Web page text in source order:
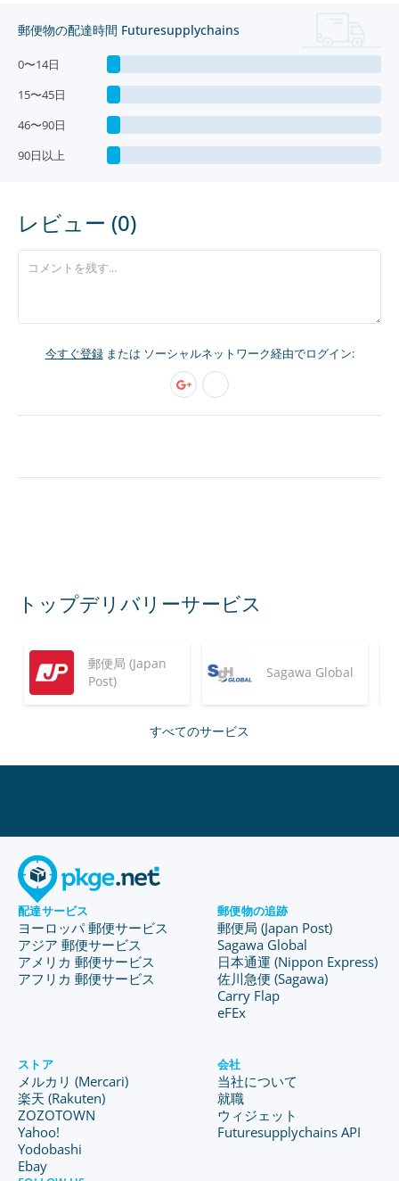
郵便物の配達時間 Futuresupplychains
0〜14日
15〜45日
46〜90日
90日以上
レビュー (0)
今すぐ登録または ソーシャルネットワーク経由でログイン:
トップデリバリーサービス
郵便局 (Japan
Post)
Sagawa Global
すべてのサービス
配達サービス
ヨーロッパ 郵便サービス
アジア 郵便サービス
アメリカ 郵便サービス
アフリカ 郵便サービス
郵便物の追跡
郵便局 (Japan Post)
Sagawa Global
日本通運 (Nippon Express)
佐川急便 (Sagawa)
Carry Flap
eFEx
ストア
メルカリ (Mercari)
楽天 (Rakuten)
ZOZOTOWN
Yahoo!
Yodobashi
Ebay
会社
当社について
就職
ウィジェット
Futuresupplychains API